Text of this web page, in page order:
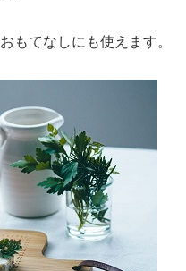
もてなしにも使えます。